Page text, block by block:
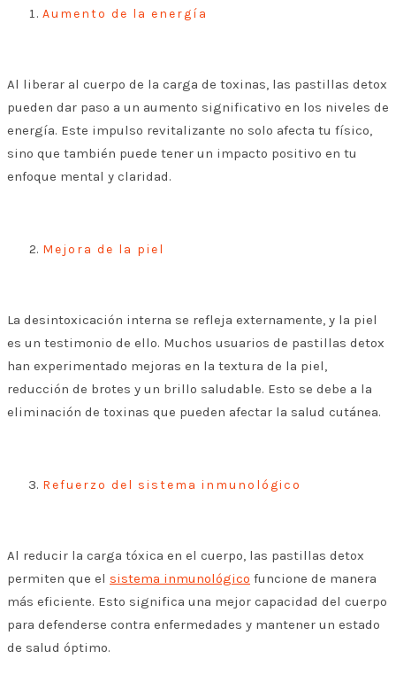
Aumento de la energía
Al liberar al cuerpo de la carga de toxinas, las pastillas detox
pueden dar paso a un aumento significativo en los niveles de
energía. Este impulso revitalizante no solo afecta tu físico,
sino que también puede tener un impacto positivo en tu
enfoque mental y claridad.
Mejora de la piel
La desintoxicación interna se refleja externamente, y la piel
es un testimonio de ello. Muchos usuarios de pastillas detox
han experimentado mejoras en la textura de la piel,
reducción de brotes y un brillo saludable. Esto se debe a la
eliminación de toxinas que pueden afectar la salud cutánea.
Refuerzo del sistema inmunológico
Al reducir la carga tóxica en el cuerpo, las pastillas detox
permiten que el sistema inmunológico funcione de manera
más eficiente. Esto significa una mejor capacidad del cuerpo
para defenderse contra enfermedades y mantener un estado
de salud óptimo.